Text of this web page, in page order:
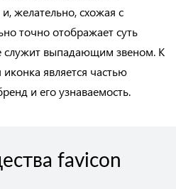
желательно, схожая с
точно отображает суть
служит выпадающим звеном. К
является частью
и его узнаваемость.
favicon